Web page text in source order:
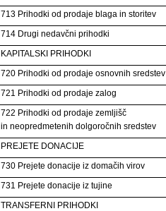
713 Prihodki od prodaje blaga in storitev
714 Drugi nedavčni prihodki
KAPITALSKI PRIHODKI
720 Prihodki od prodaje osnovnih sredstev
721 Prihodki od prodaje zalog
722 Prihodki od prodaje zemljišč
in neopredmetenih dolgoročnih sredstev
PREJETE DONACIJE
730 Prejete donacije iz domačih virov
731 Prejete donacije iz tujine
TRANSFERNI PRIHODKI